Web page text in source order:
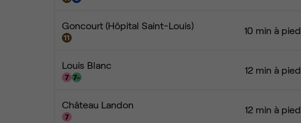
Goncourt (Hôpital Saint-Louis) 10 min à pied
Louis Blanc 12 min à pied
Château Landon
12 min à pied